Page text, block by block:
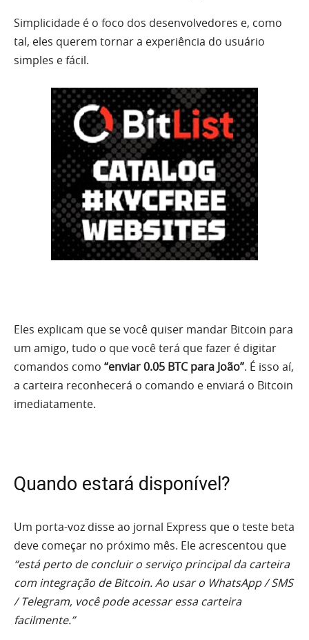
Simplicidade é o foco dos desenvolvedores e, como
tal, eles querem tornar a experiência do usuário
simples e fácil.
Eles explicam que se você quiser mandar Bitcoin para
um amigo, tudo o que você terá que fazer é digitar
comandos como “enviar 0.05 BTC para João”. É isso aí,
a carteira reconhecerá o comando e enviará o Bitcoin
imediatamente.
Quando estará disponível?
Um porta-voz disse ao jornal Express que o teste beta
deve começar no próximo mês. Ele acrescentou que
“está perto de concluir o serviço principal da carteira
com integração de Bitcoin. Ao usar o WhatsApp / SMS
/ Telegram, você pode acessar essa carteira
facilmente.”